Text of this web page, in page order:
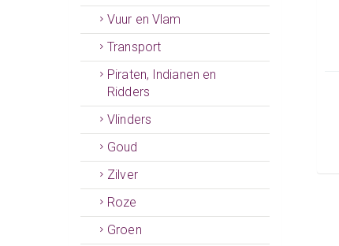
Vuur en Vlam
Transport
Piraten, Indianen en
Ridders
Vlinders
Goud
Zilver
Roze
Groen